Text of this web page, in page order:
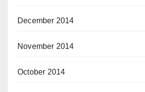
December 2014
November 2014
October 2014